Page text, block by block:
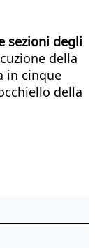
sezioni degli
della
in cinque
della